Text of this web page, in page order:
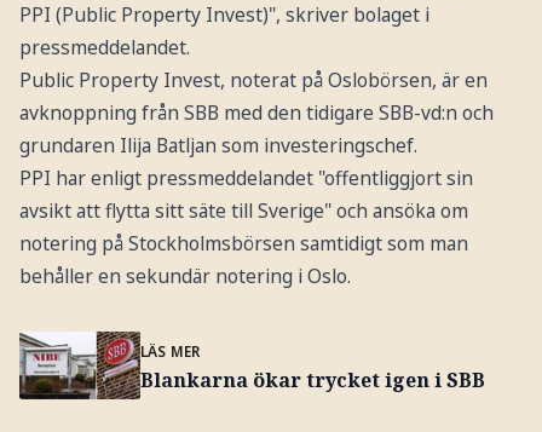
PPI (Public Property Invest)", skriver bolaget i
pressmeddelandet.
Public Property Invest, noterat på Oslobörsen, är en
avknoppning från SBB med den tidigare SBB-vd:n och
grundaren Ilija Batljan som investeringschef.
PPI har enligt pressmeddelandet "offentliggjort sin
avsikt att flytta sitt säte till Sverige" och ansöka om
notering på Stockholmsbörsen samtidigt som man
behåller en sekundär notering i Oslo.
LÄS MER
Blankarna ökar trycket igen i SBB